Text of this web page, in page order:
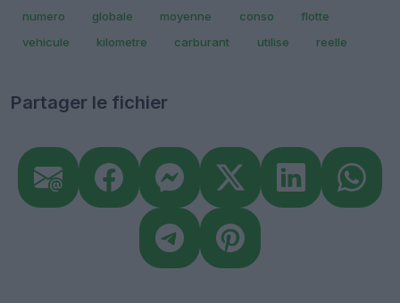
numero
globale moyenne conso
flotte
vehicule
kilometre carburant utilise reelle
Partager le fichier